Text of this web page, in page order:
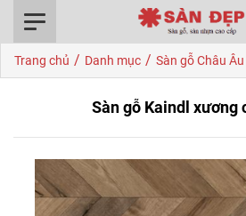
Trang chủ / Danh mục / Sàn gỗ Châu Âu
Sàn gỗ Kaindl xương